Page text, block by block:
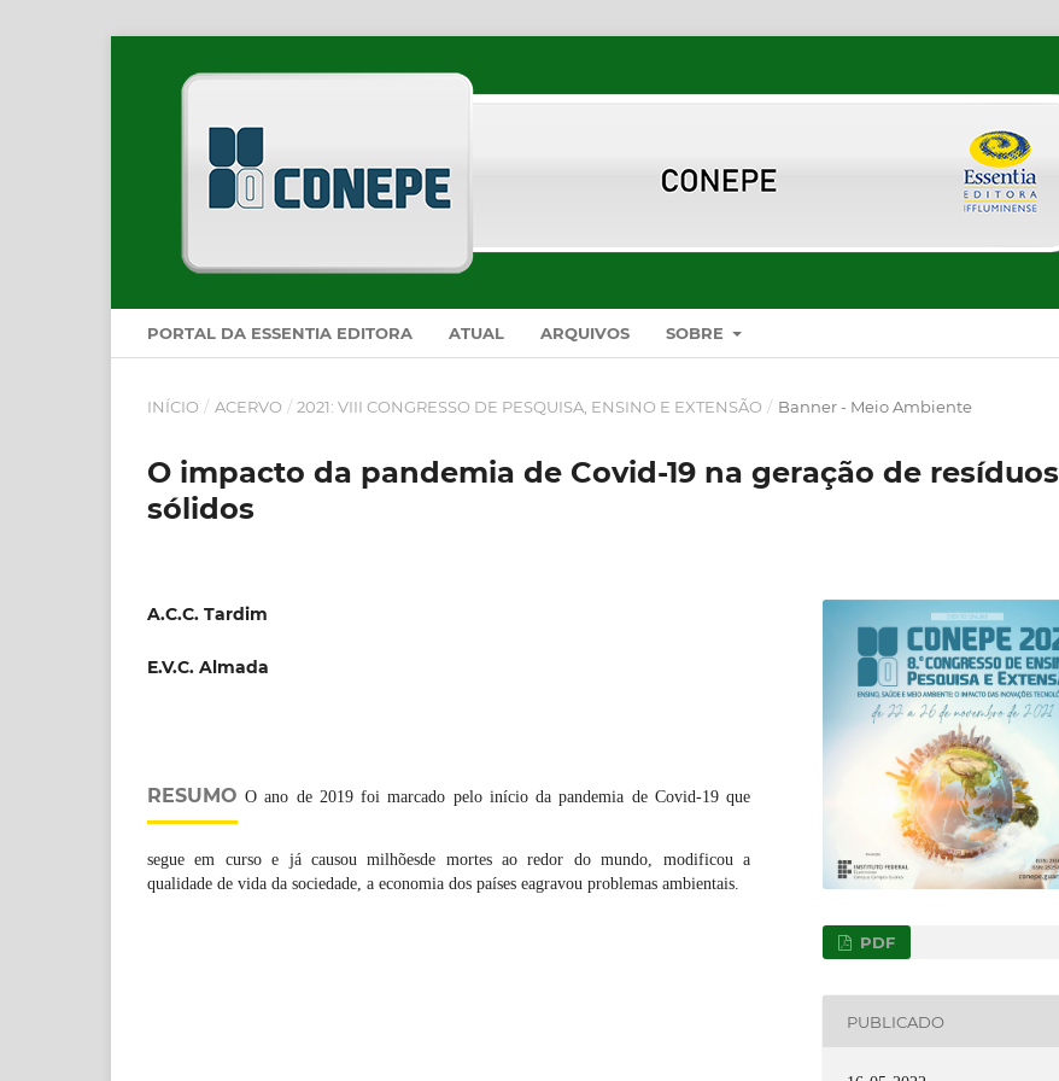
PORTAL DA ESSENTIA EDITORA ATUAL ARQUIVOS SOBRE
INÍCIO / ACERVO / 2021: VIII CONGRESSO DE PESQUISA, ENSINO E EXTENSÃO / Banner - Meio Ambiente
O impacto da pandemia de Covid-19 na geração de resíduos
sólidos
A.C.C. Tardim
E.V.C. Almada
RESUMO O ano de 2019 foi marcado pelo início da pandemia de Covid-19 que
segue em curso e já causou milhõesde mortes ao redor do mundo, modificou a
qualidade de vida da sociedade, a economia dos países eagravou problemas ambientais.
PDF
PUBLICADO